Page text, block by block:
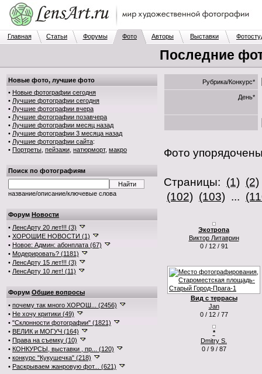
Главная Статьи Форумы Фото Авторы Выставки
Последние
Новые фото, лучшие фото
• Новые фотографии сегодня
• Лучшие фотографии сегодня
• Лучшие фотографии вчера
• Лучшие фотографии позавчера
• Лучшие фотографии месяц назад
• Лучшие фотографии 3 месяца назад
• Лучшие фотографии сайта:
• Портреты пейзажи натюрморт, макро
Поиск по фотографиям
название/описание/ключевые слова
Форум Новости
• ЛенсАрту 20 лет!!! (3)
• ХОРОШИЕ НОВОСТИ (1)
• Новое: Админ: абонплата (67)
• Модерировать? (1181)
• ЛенсАрту 15 лет!!! (3)
• ЛенсАрту 10 лет! (11)
Форум Общие вопросы
• почему так много ХОРОШ... (2456)
• Не хочу критики (49)
• "Склонности фотографии" (1821)
• ВЕЛИК и МОГУЧ (164)
• Права на съемку (10)
• КОНКУРСЫ, выставки , пр... (120)
• конкурс "Кукушечка" (218)
• Раскрываем жанровую фот... (621)
Рубрика/Конкурс*
День*
Фото
Страницы: (1) (2)
(102) (103) ...
Экотропа
Виктор Литаврин
0 / 12 / 91
Вид с террасы
Jan
0 / 12 / 77
*
Dmitry S.
0 / 9 / 87